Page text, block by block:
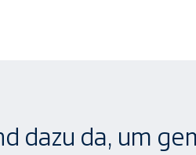
dazu da, um